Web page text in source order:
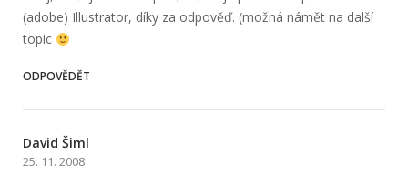
(adobe) Illustrator, díky za odpověď. (možná námět na další
topic
ODPOVĚDĚT
David Šiml
25. 11. 2008